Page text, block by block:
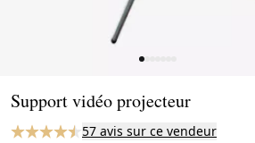
Support vidéo projecteur
57 avis sur ce vendeur